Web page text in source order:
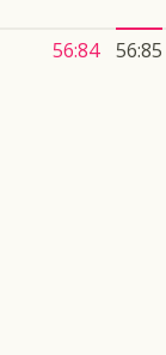
56:84 56:85